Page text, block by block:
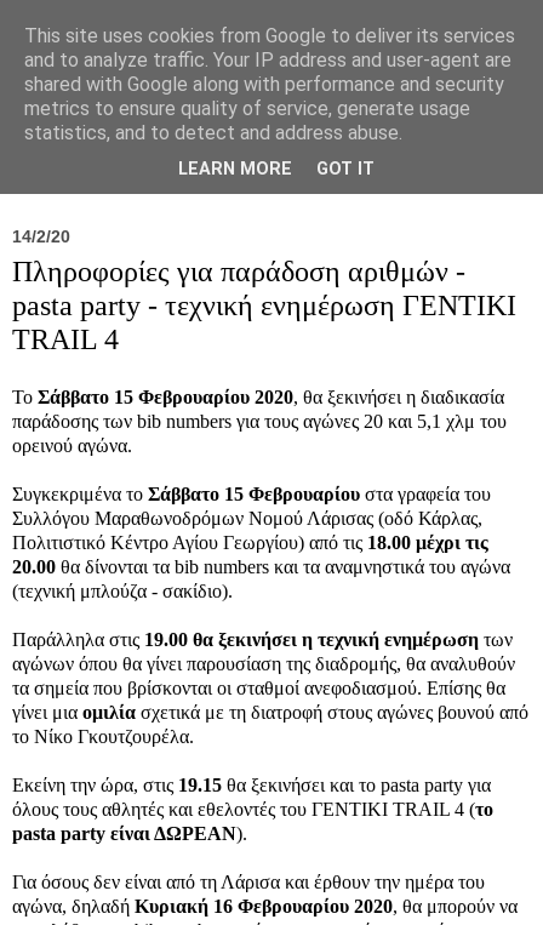
Σύλλογος Ιπποκράτειος
14/2/20
Πληροφορίες για παράδοση αριθμών -
pasta party - τεχνική ενημέρωση ΓΕΝΤΙΚΙ
TRAIL 4
Το Σάββατο 15 Φεβρουαρίου 2020, θα ξεκινήσει η διαδικασία
παράδοσης των bib numbers για τους αγώνες 20 και 5,1 χλμ του
ορεινού αγώνα.
Συγκεκριμένα το Σάββατο 15 Φεβρουαρίου στα γραφεία του
Συλλόγου Μαραθωνοδρόμων Νομού Λάρισας (οδό Κάρλας,
Πολιτιστικό Κέντρο Αγίου Γεωργίου) από τις 18.00 μέχρι τις
20.00 θα δίνονται τα bib numbers και τα αναμνηστικά του αγώνα
(τεχνική μπλούζα - σακίδιο).
Παράλληλα στις 19.00 θα ξεκινήσει η τεχνική ενημέρωση των
αγώνων όπου θα γίνει παρουσίαση της διαδρομής, θα αναλυθούν
τα σημεία που βρίσκονται οι σταθμοί ανεφοδιασμού. Επίσης θα
γίνει μια ομιλία σχετικά με τη διατροφή στους αγώνες βουνού από
το Νίκο Γκουτζουρέλα.
Εκείνη την ώρα, στις 19.15 θα ξεκινήσει και το pasta party για
όλους τους αθλητές και εθελοντές του ΓΕΝΤΙΚΙ TRAIL 4 (το
pasta party είναι ΔΩΡΕΑΝ).
Για όσους δεν είναι από τη Λάρισα και έρθουν την ημέρα του
αγώνα, δηλαδή Κυριακή 16 Φεβρουαρίου 2020, θα μπορούν να
This site uses cookies from Google to deliver its services
and to analyze traffic. Your IP address and user-agent are
shared with Google along with performance and security
metrics to ensure quality of service, generate usage
statistics, and to detect and address abuse.
LEARN MORE GOT IT